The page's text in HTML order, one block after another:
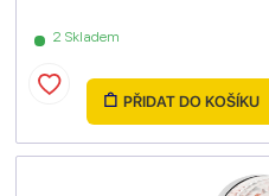
2 Skladem
PŘIDAT DO KOŠÍKU